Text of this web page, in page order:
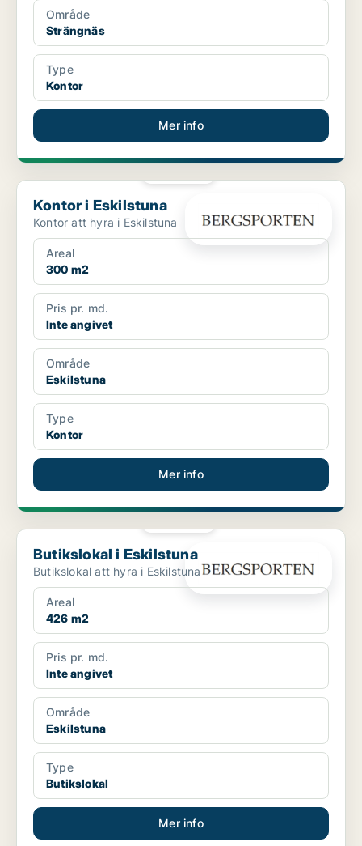
Område
Strängnäs
Type
Kontor
Mer info
Kontor i Eskilstuna
Kontor i Eskilstuna
Kontor att hyra i Eskilstuna
Areal
300 m2
Pris pr. md.
Inte angivet
Område
Eskilstuna
Type
Kontor
Mer info
Butikslokal i Eskilstuna
Butikslokal i Eskilstuna
Butikslokal att hyra i Eskilstuna
Areal
426 m2
Pris pr. md.
Inte angivet
Område
Eskilstuna
Type
Butikslokal
Mer info